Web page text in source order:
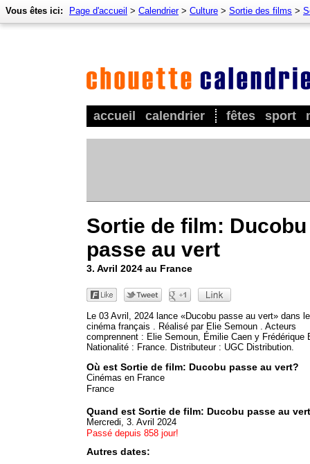
accueil calendrier fêtes sport
Vous êtes ici: Page d'accueil > Calendrier> Culture > Sortie des films >
Sortie de film: Ducobu
passe au vert
3. Avril 2024 au France
Le 03 Avril, 2024 lance «Ducobu passe au vert» dans le
cinéma français . Réalisé par Elie Semoun . Acteurs
comprennent : Elie Semoun, Émilie Caen y Frédérique
Nationalité : France. Distributeur : UGC Distribution.
Où est Sortie de film: Ducobu passe au vert?
Cinémas en France
France
Quand est Sortie de film: Ducobu passe au
Mercredi, 3. Avril 2024
Passé depuis 858 jour!
Autres dates: